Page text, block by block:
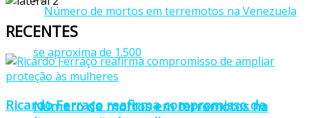
Número de mortos em terremotos na
RECENTES
Ricardo Ferraço reafirma compromisso de